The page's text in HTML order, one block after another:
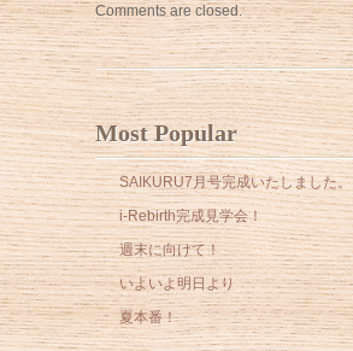
Comments are closed.
Most Popular
SAIKURU7月号完成いたしました。
i-Rebirth完成見学会！
週末に向けて！
いよいよ明日より
夏本番！